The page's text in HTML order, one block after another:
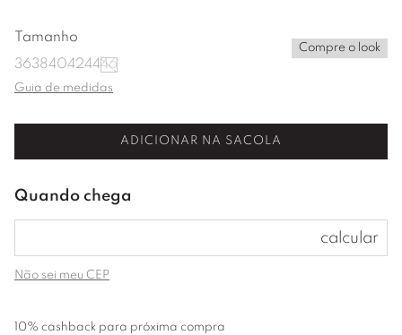
Tamanho
363840424446
Compre o look
Guia de medidas
ADICIONAR NA SACOLA
Não sei meu CEP
10% cashback para próxima compra